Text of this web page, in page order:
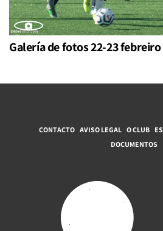
Galería de fotos 22-23 febreiro
CONTACTO AVISO LEGAL O CLUB
DOCUMENTOS